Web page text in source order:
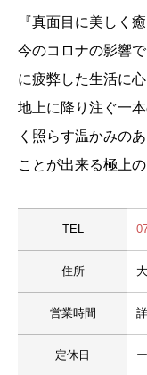
『真面目に美しく
今のコロナの影響
に疲弊した生活に
地上に降り注ぐ一
く照らす温かみの
ことが出来る極上
TEL
住所
営業時間
定休日 ー